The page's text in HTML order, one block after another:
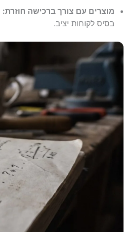
מוצרים עם צורך ברכישה חוזרת:
בסיס לקוחות יציב.